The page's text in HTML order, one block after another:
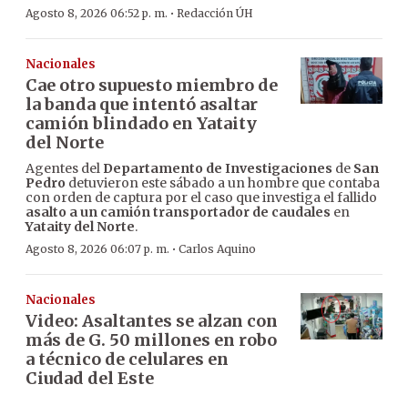
Agosto 8, 2026 06:52 p. m. · Redacción ÚH
Nacionales
Cae otro supuesto miembro de
la banda que intentó asaltar
camión blindado en Yataity
del Norte
Agentes del Departamento de Investigaciones de San
Pedro detuvieron este sábado a un hombre que contaba
con orden de captura por el caso que investiga el fallido
asalto a un camión transportador de caudales en
Yataity del Norte.
Agosto 8, 2026 06:07 p. m. · Carlos Aquino
Nacionales
Video: Asaltantes se alzan con
más de G. 50 millones en robo
a técnico de celulares en
Ciudad del Este